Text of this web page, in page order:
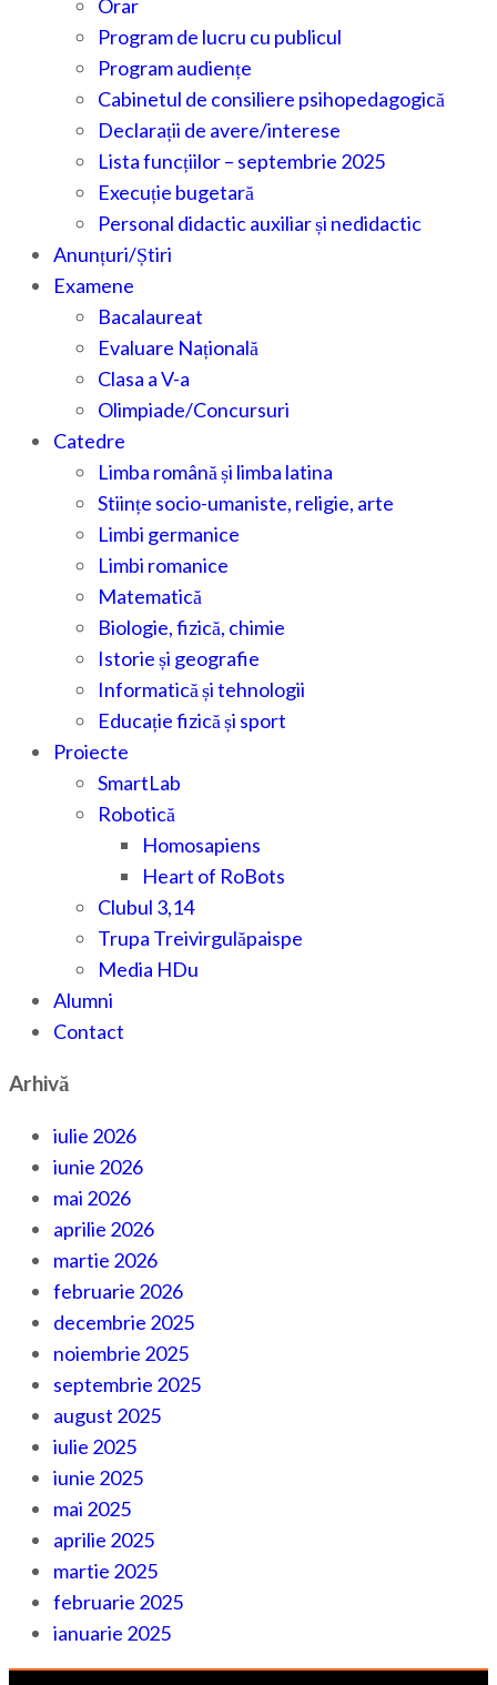
Orar
Program de lucru cu publicul
Program audiențe
Cabinetul de consiliere psihopedagogică
Declarații de avere/interese
Lista funcțiilor – septembrie 2025
Execuție bugetară
Personal didactic auxiliar și nedidactic
Anunțuri/Știri
Examene
Bacalaureat
Evaluare Națională
Clasa a V-a
Olimpiade/Concursuri
Catedre
Limba română și limba latina
Stiințe socio-umaniste, religie, arte
Limbi germanice
Limbi romanice
Matematică
Biologie, fizică, chimie
Istorie și geografie
Informatică și tehnologii
Educație fizică și sport
Proiecte
SmartLab
Robotică
Homosapiens
Heart of RoBots
Clubul 3,14
Trupa Treivirgulăpaispe
Media HDu
Alumni
Contact
Arhivă
iulie 2026
iunie 2026
mai 2026
aprilie 2026
martie 2026
februarie 2026
decembrie 2025
noiembrie 2025
septembrie 2025
august 2025
iulie 2025
iunie 2025
mai 2025
aprilie 2025
martie 2025
februarie 2025
ianuarie 2025